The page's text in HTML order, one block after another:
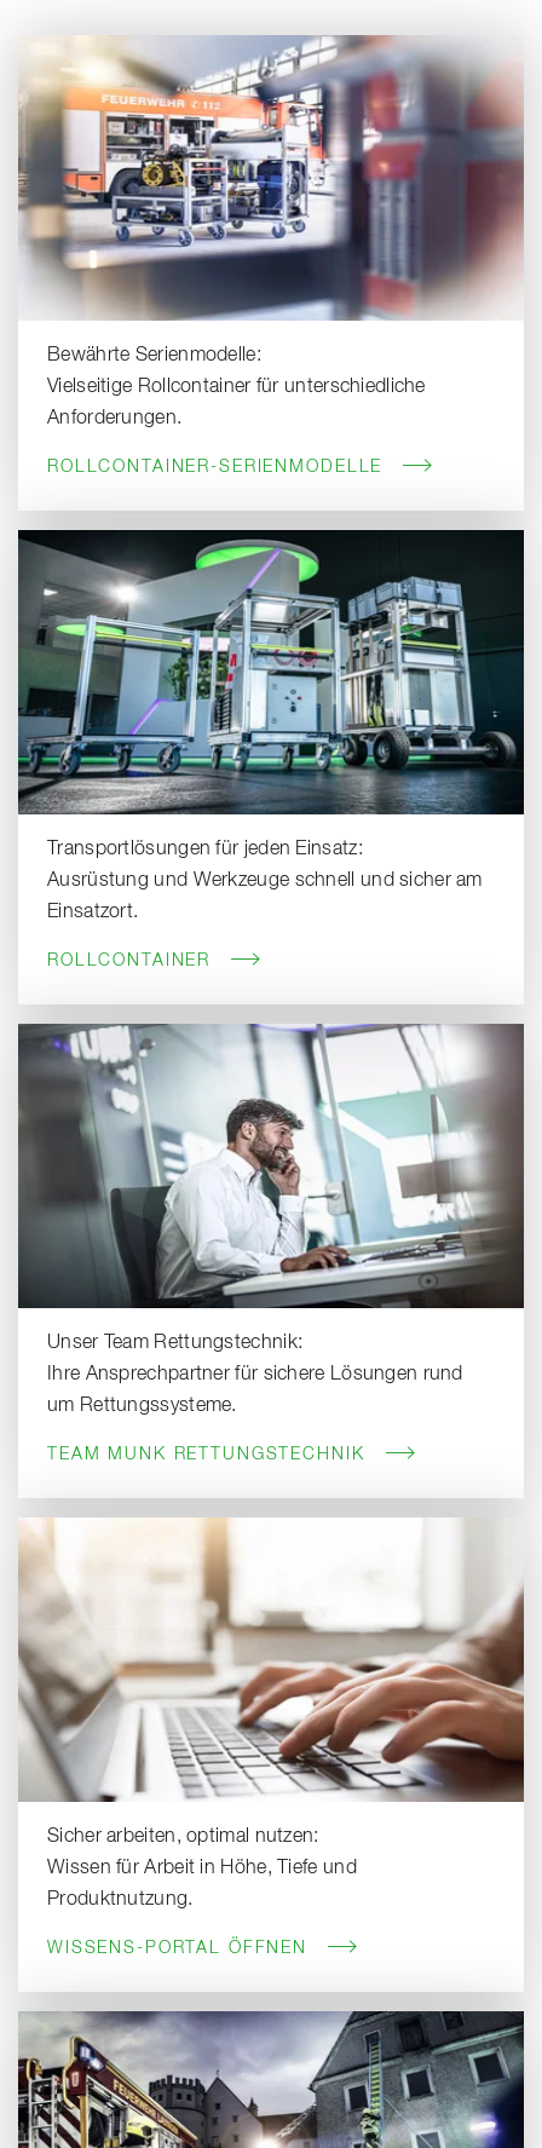
Bewährte Serienmodelle:
Vielseitige Rollcontainer für unterschiedliche
Anforderungen.
ROLLCONTAINER-SERIENMODELLE
Transportlösungen für jeden Einsatz:
Ausrüstung und Werkzeuge schnell und sicher am
Einsatzort.
ROLLCONTAINER
Unser Team Rettungstechnik:
Ihre Ansprechpartner für sichere Lösungen rund
um Rettungssysteme.
TEAM MUNK RETTUNGSTECHNIK
Sicher arbeiten, optimal nutzen:
Wissen für Arbeit in Höhe, Tiefe und
Produktnutzung.
WISSENS-PORTAL ÖFFNEN